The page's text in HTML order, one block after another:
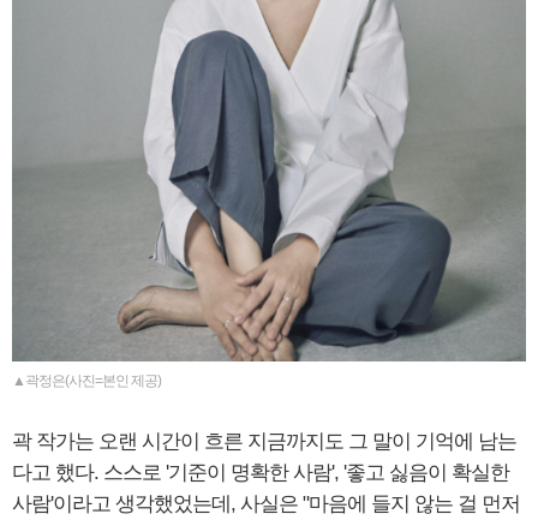
▲곽정은(사진=본인 제공)
곽 작가는 오랜 시간이 흐른 지금까지도 그 말이 기억에 남는
다고 했다. 스스로 '기준이 명확한 사람', '좋고 싫음이 확실한
사람'이라고 생각했었는데, 사실은 "마음에 들지 않는 걸 먼저